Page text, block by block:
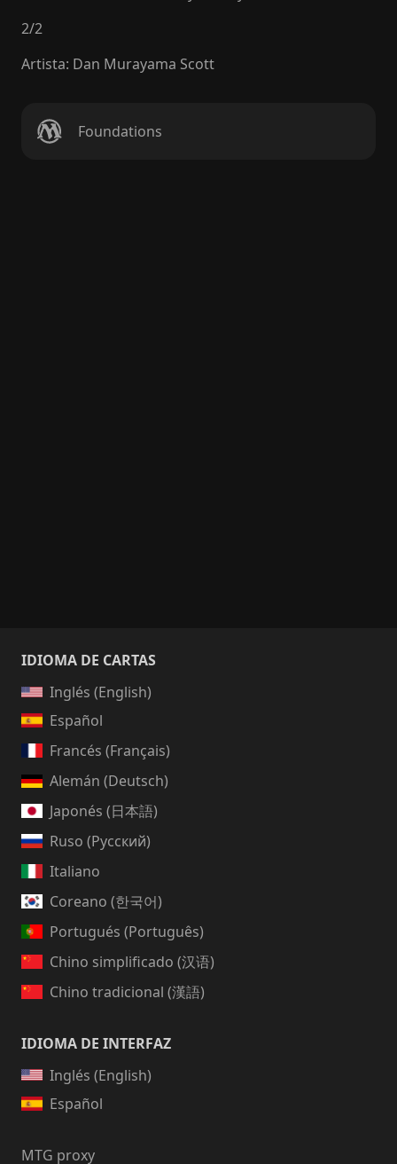
2/2
Artista: Dan Murayama Scott
Foundations
IDIOMA DE CARTAS
Inglés (English)
Español
Francés (Français)
Alemán (Deutsch)
Japonés (日本語)
Ruso (Русский)
Italiano
Coreano (한국어)
Portugués (Português)
Chino simplificado (汉语)
Chino tradicional (漢語)
IDIOMA DE INTERFAZ
Inglés (English)
Español
MTG proxy